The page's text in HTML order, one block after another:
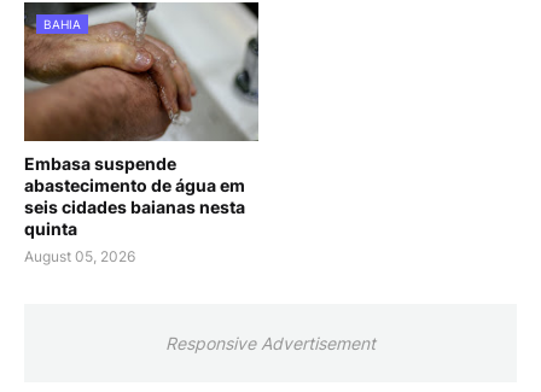
BAHIA
Embasa suspende
abastecimento de água em
seis cidades baianas nesta
quinta
August 05, 2026
Responsive Advertisement